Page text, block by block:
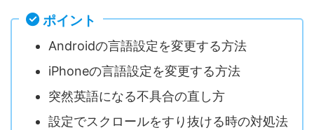
ポイント
Androidの言語設定を変更する方法
iPhoneの言語設定を変更する方法
突然英語になる不具合の直し方
設定でスクロールをすり抜ける時の対処法